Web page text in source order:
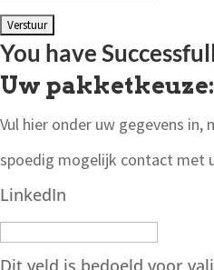
You have
Uw
Vul hier onder uw gegevens in,
spoedig mogelijk contact met
LinkedIn